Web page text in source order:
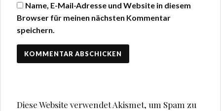
Name, E-Mail-Adresse und Website in diesem
Browser für meinen nächsten Kommentar
speichern.
Diese Website verwendet Akismet, um Spam zu